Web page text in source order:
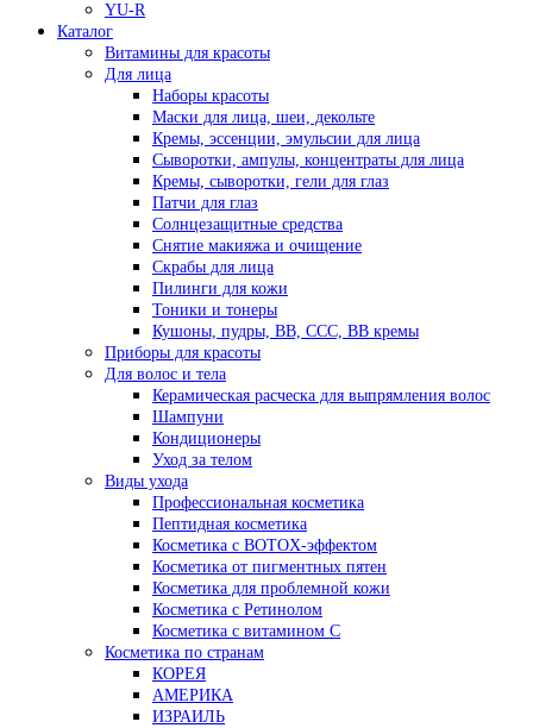
YU-R
Каталог
Витамины для красоты
Для лица
Наборы красоты
Маски для лица, шеи, декольте
Кремы, эссенции, эмульсии для лица
Сыворотки, ампулы, концентраты для лица
Кремы, сыворотки, гели для глаз
Патчи для глаз
Солнцезащитные средства
Снятие макияжа и очищение
Скрабы для лица
Пилинги для кожи
Тоники и тонеры
Кушоны, пудры, ВВ, ССС, ВВ кремы
Приборы для красоты
Для волос и тела
Керамическая расческа для выпрямления волос
Шампуни
Кондиционеры
Уход за телом
Виды ухода
Профессиональная косметика
Пептидная косметика
Косметика с BOTOX-эффектом
Косметика от пигментных пятен
Косметика для проблемной кожи
Косметика с Ретинолом
Косметика с витамином С
Косметика по странам
КОРЕЯ
АМЕРИКА
ИЗРАИЛЬ